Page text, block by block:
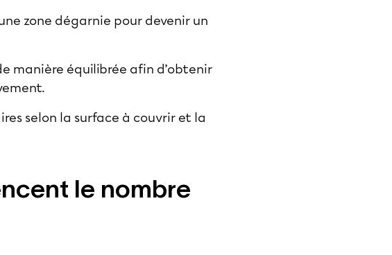
zone dégarnie pour devenir un
manière équilibrée afin d’obtenir
selon la surface à couvrir et la
le nombre